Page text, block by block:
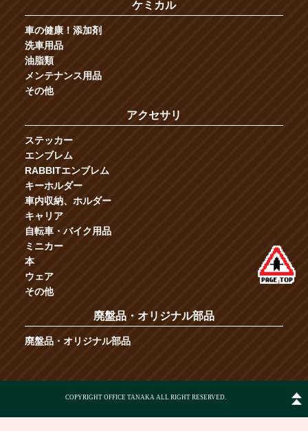
ケミカル
車の健康！添加剤
洗車用品
油脂類
メンテナンス用品
その他
アクセサリ
ステッカー
エンブレム
RABBITエンブレム
キーホルダー
車内収納、ホルダー
キャリア
自転車・バイク用品
ミニカー
本
ウェア
その他
廃盤品・オリジナル部品
廃盤品・オリジナル部品
COPYRIGHT OFFICE TANAKA ALL RIGHT RESERVED.